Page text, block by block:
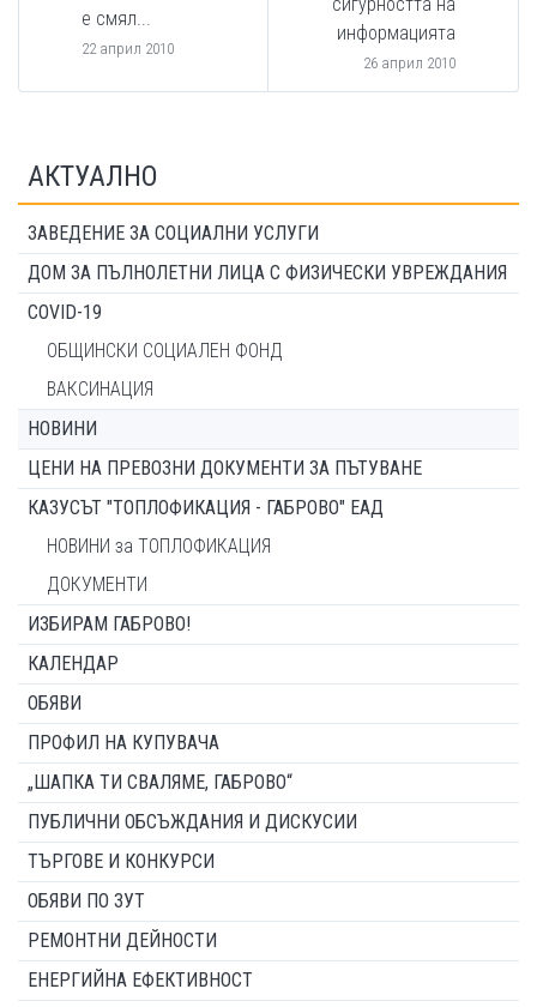
е смял...
22 април 2010
информацията
26 април 2010
АКТУАЛНО
ЗАВЕДЕНИЕ ЗА СОЦИАЛНИ УСЛУГИ
ДОМ ЗА ПЪЛНОЛЕТНИ ЛИЦА С ФИЗИЧЕСКИ УВРЕЖДАНИЯ
COVID-19
ОБЩИНСКИ СОЦИАЛЕН ФОНД
ВАКСИНАЦИЯ
НОВИНИ
ЦЕНИ НА ПРЕВОЗНИ ДОКУМЕНТИ ЗА ПЪТУВАНЕ
КАЗУСЪТ "ТОПЛОФИКАЦИЯ - ГАБРОВО" ЕАД
НОВИНИ за ТОПЛОФИКАЦИЯ
ДОКУМЕНТИ
ИЗБИРАМ ГАБРОВО!
КАЛЕНДАР
ОБЯВИ
ПРОФИЛ НА КУПУВАЧА
„ШАПКА ТИ СВАЛЯМЕ, ГАБРОВО“
ПУБЛИЧНИ ОБСЪЖДАНИЯ И ДИСКУСИИ
ТЪРГОВЕ И КОНКУРСИ
ОБЯВИ ПО ЗУТ
РЕМОНТНИ ДЕЙНОСТИ
ЕНЕРГИЙНА ЕФЕКТИВНОСТ